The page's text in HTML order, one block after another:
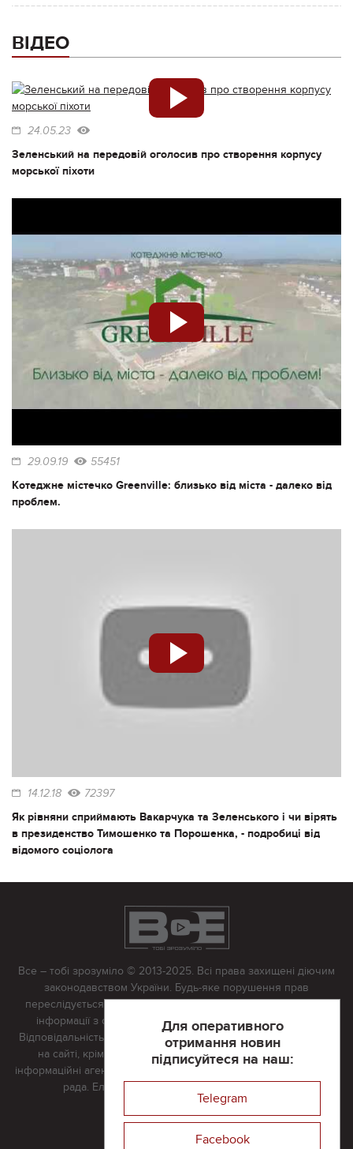
ВІДЕО
24.05.23
Зеленський на передовій оголосив про створення корпусу
морської піхоти
29.09.19 55451
Котеджне містечко Greenville: близько від міста - далеко від
проблем.
14.12.18 72397
Як рівняни сприймають Вакарчука та Зеленського і чи вірять
в президенство Тимошенко та Порошенка, - подробиці від
відомого соціолога
Для оперативного
отримання новин
підписуйтеся на наш:
Telegram
Facebook
Все – тобі зрозуміло © 2013-2025. Всі права захищені діючим
законодавством України. Будь-яке порушення прав
переслідується в судовому порядку. Будь-яке відтворення
інформації з сайту тільки з письмово дозволу редакції.
Відповідальність за достовірність усіх матеріалів, розміщених
на сайті, крім матеріалів, які містять посилання на інші
інформаційні агентства або інтернет-видання, несе редакційна
рада. Електронна пошта:
Реклама на сайті